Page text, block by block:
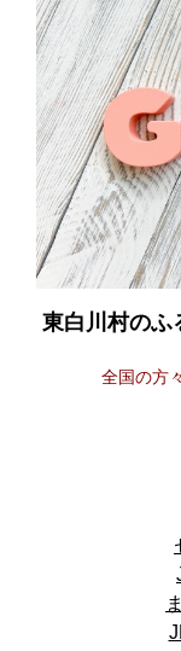
東白川村のふ
全国の方